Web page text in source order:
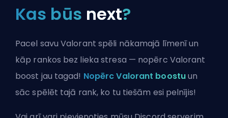
Kas būs next?
Pacel savu Valorant spēli nākamajā līmenī un
kāp rankos bez lieka stresa — nopērc Valorant
boost jau tagad! Nopērc Valorant boostuun
sāc spēlēt tajā rank, ko tu tiešām esi pelnījis!